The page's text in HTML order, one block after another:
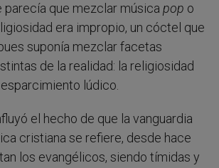
parecía que mezclar música pop o
era impropio, un cóctel que
suponía mezclar facetas
de la realidad: la religiosidad
lúdico.
el hecho de que la vanguardia
cristiana se refiere, desde hace
los evangélicos, siendo tímidas y